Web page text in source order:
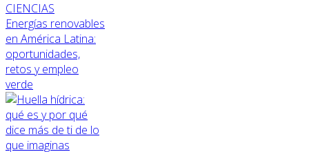
CIENCIAS
Energías renovables
en América Latina:
oportunidades,
retos y empleo
verde